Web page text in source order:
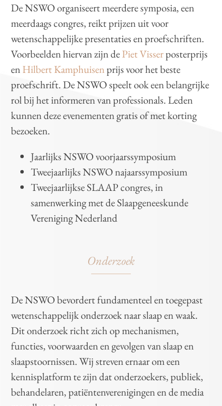
De NSWO organiseert meerdere symposia, een
meerdaags congres, reikt prijzen uit voor
wetenschappelijke presentaties en proefschriften.
Voorbeelden hiervan zijn dePiet Visserposterprijs
enHilbert Kamphuisenprijs voor het beste
proefschrift. De NSWO speelt ook een belangrijke
rol bij het informeren van professionals. Leden
kunnen deze evenementen gratis of met korting
bezoeken.
Jaarlijks NSWO voorjaarssymposium
Tweejaarlijks NSWO najaarssymposium
Tweejaarlijkse SLAAP congres, in
samenwerking met de Slaapgeneeskunde
Vereniging Nederland
Onderzoek
De NSWO bevordert fundamenteel en toegepast
wetenschappelijk onderzoek naar slaap en waak.
Dit onderzoek richt zich op mechanismen,
functies, voorwaarden en gevolgen van slaap en
slaapstoornissen. Wij streven ernaar om een
kennisplatform te zijn dat onderzoekers, publiek,
behandelaren, patiëntenverenigingen en de media